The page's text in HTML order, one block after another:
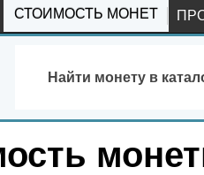
СТОИМОСТЬ МОНЕТ
Найти монету в